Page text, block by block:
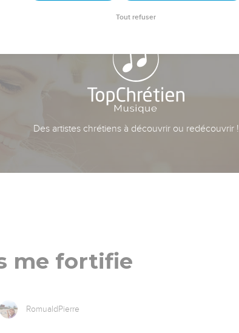
Des artistes chrétiens à découvrir ou redécouvrir !
me fortifie
RomualdPierre
Tout refuser